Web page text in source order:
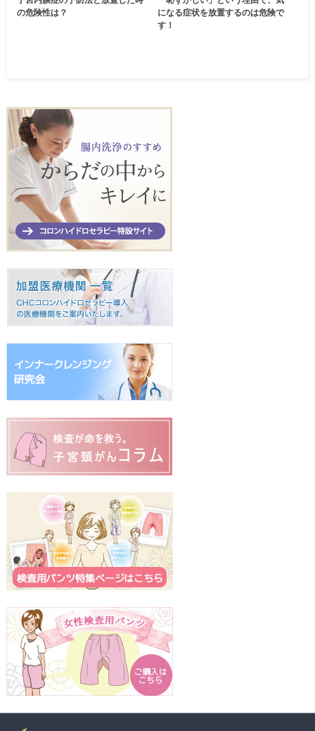
の危険性は？
になる症状を放置するのは危険で
す！